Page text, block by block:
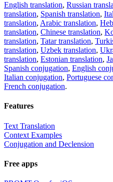
English translation, Russian
translation, Spanish translation,
translation, Arabic translation,
translation, Chinese translation,
translation, Tatar translation,
translation, Uzbek translation,
translation, Estonian translation,
Spanish conjugation, English
Italian conjugation, Portuguese
French conjugation.
Features
Text Translation
Context Examples
Conjugation and Declension
Free apps